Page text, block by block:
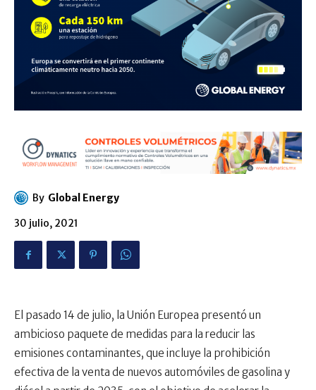
By Global Energy
30 julio, 2021
El pasado 14 de julio, la Unión Europea presentó un
ambicioso paquete de medidas para la reducir las
emisiones contaminantes, que incluye la prohibición
efectiva de la venta de nuevos automóviles de gasolina y